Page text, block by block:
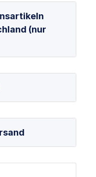
(nur